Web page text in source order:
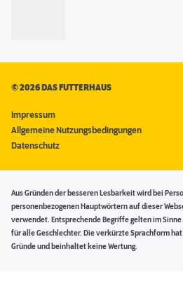
©2026 DAS FUTTERHAUS
Impressum
Allgemeine Nutzungsbedingungen
Datenschutz
Aus Gründen der besseren Lesbarkeit wird bei
personenbezogenen Hauptwörtern auf dieser
verwendet. Entsprechende Begriffe gelten im
für alle Geschlechter. Die verkürzte Sprachform
Gründe und beinhaltet keine Wertung.